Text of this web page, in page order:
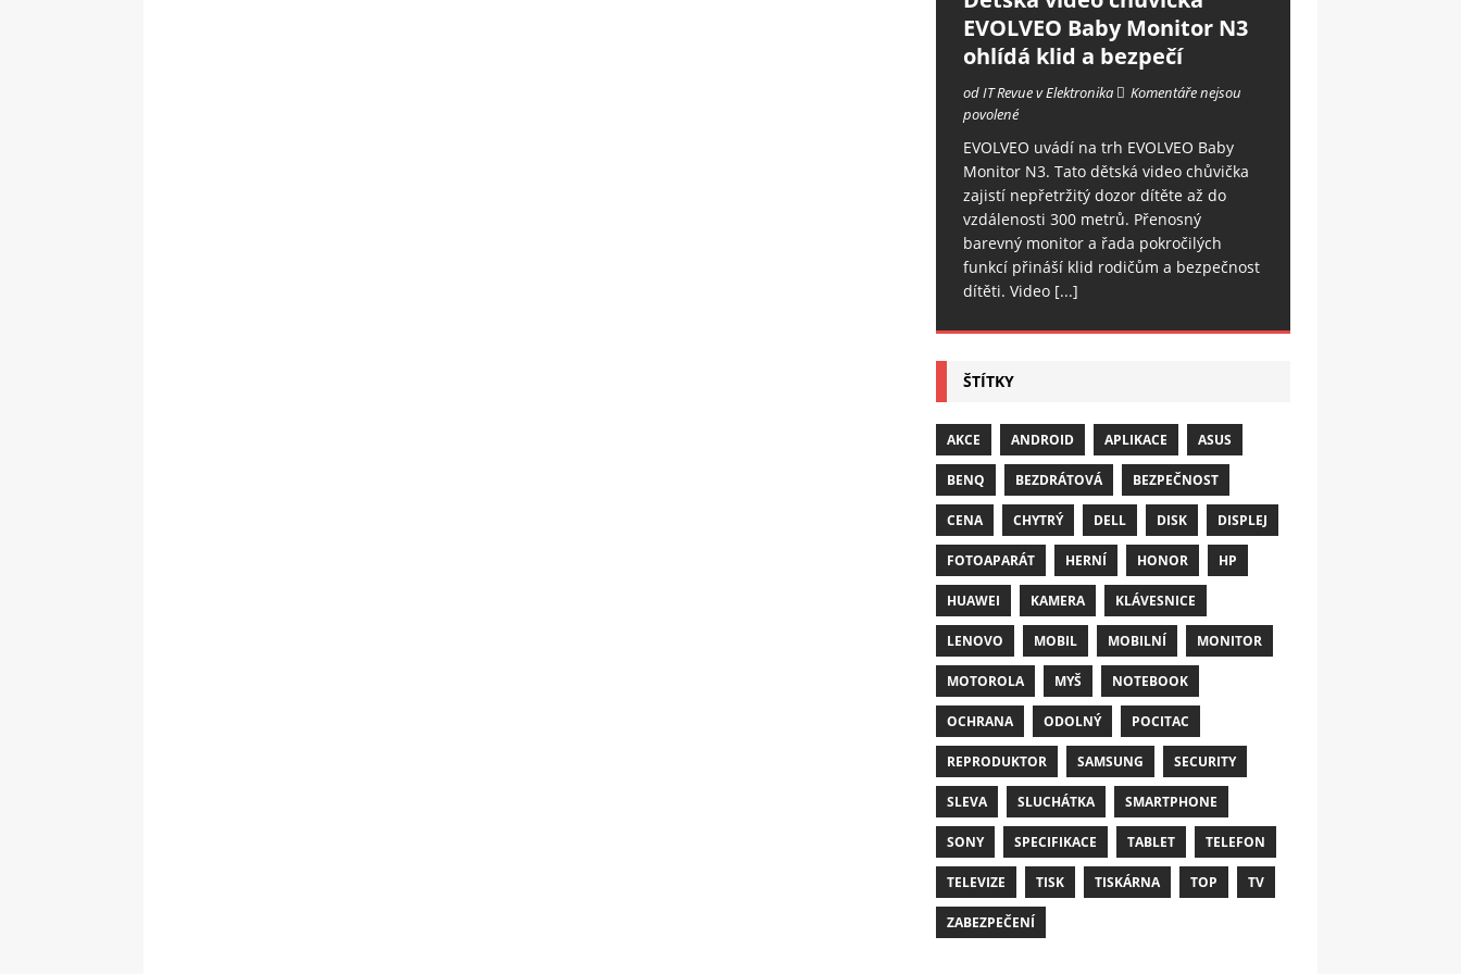
EVOLVEO Baby Monitor N3
ohlídá klid a bezpečí
od IT Revue v Elektronika
Komentáře nejsou
povolené
EVOLVEO uvádí na trh EVOLVEO Baby
Monitor N3. Tato dětská video chůvička
zajistí nepřetržitý dozor dítěte až do
vzdálenosti 300 metrů. Přenosný
barevný monitor a řada pokročilých
funkcí přináší klid rodičům a bezpečnost
dítěti. Video [...]
ŠTÍTKY
AKCE ANDROID APLIKACE ASUS
BENQ BEZDRÁTOVÁ BEZPEČNOST
CENA CHYTRÝ DELL DISK DISPLEJ
FOTOAPARÁT HERNÍ HONOR HP
HUAWEI KAMERA KLÁVESNICE
LENOVO MOBIL MOBILNÍ MONITOR
MOTOROLA MYŠ NOTEBOOK
OCHRANA ODOLNÝ POCITAC
REPRODUKTOR SAMSUNG SECURITY
SLEVA SLUCHÁTKA SMARTPHONE
SONY SPECIFIKACE TABLET TELEFON
TELEVIZE TISK TISKÁRNA TOP TV
ZABEZPEČENÍ